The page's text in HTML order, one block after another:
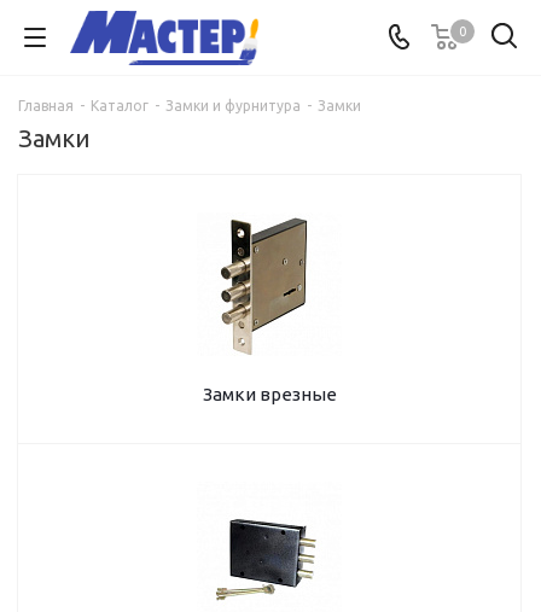
0
Главная - Каталог - Замки и фурнитура - Замки
Замки
Замки врезные